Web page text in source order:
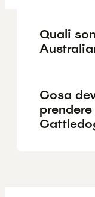
Quali
Cosa